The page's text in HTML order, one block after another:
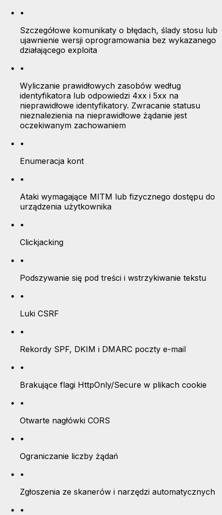
•
Szczegółowe komunikaty o błędach, ślady stosu lub
ujawnienie wersji oprogramowania bez wykazanego
działającego exploita
•
Wyliczanie prawidłowych zasobów według
identyfikatora lub odpowiedzi 4xx i 5xx na
nieprawidłowe identyfikatory. Zwracanie statusu
nieznalezienia na nieprawidłowe żądanie jest
oczekiwanym zachowaniem
•
Enumeracja kont
•
Ataki wymagające MITM lub fizycznego dostępu do
urządzenia użytkownika
•
Clickjacking
•
Podszywanie się pod treści i wstrzykiwanie tekstu
•
Luki CSRF
•
Rekordy SPF, DKIM i DMARC poczty e-mail
•
Brakujące flagi HttpOnly/Secure w plikach cookie
•
Otwarte nagłówki CORS
•
Ograniczanie liczby żądań
•
Zgłoszenia ze skanerów i narzędzi automatycznych
•